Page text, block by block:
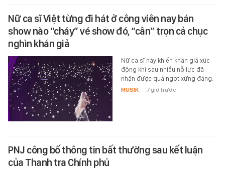
Nữ ca sĩ Việt từng đi hát ở công viên nay bán
show nào “cháy” vé show đó, “cân” trọn cả chục
nghìn khán giả
Nữ ca sĩ này khiến khán giả xúc
động khi sau nhiều nỗ lực đã
nhận được quả ngọt xứng đáng.
MUSIK - 7 giờ trước
PNJ công bố thông tin bất thường sau kết luận
của Thanh tra Chính phủ